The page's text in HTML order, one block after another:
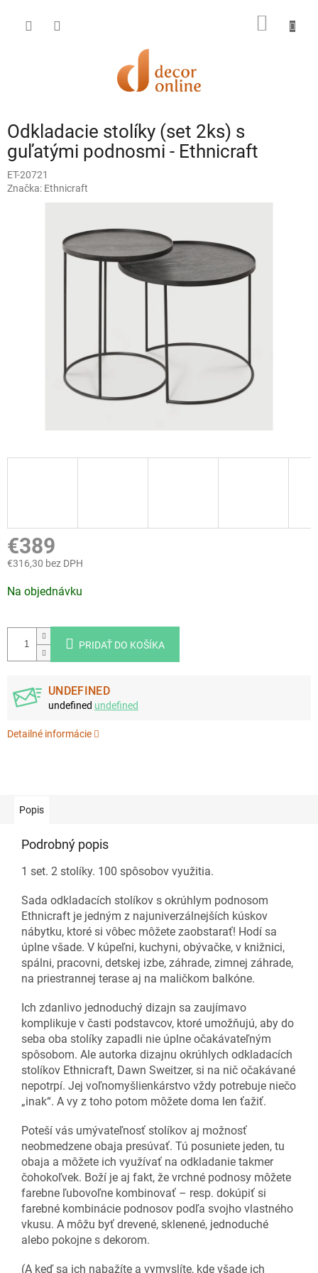
obsah
Odkladacie stolíky (set 2ks) s
guľatými podnosmi - Ethnicraft
ET-20721
Značka: Ethnicraft
€389
€316,30 bez DPH
cena:
Na objednávku
PRIDAŤ DO KOŠÍKA
UNDEFINED
undefined undefined
Detailné informácie
Popis
Podrobný popis
1 set. 2 stolíky. 100 spôsobov využitia.
Sada odkladacích stolíkov s okrúhlym podnosom
Ethnicraft je jedným z najuniverzálnejších kúskov
nábytku, ktoré si vôbec môžete zaobstarať! Hodí sa
úplne všade. V kúpeľni, kuchyni, obývačke, v knižnici,
spálni, pracovni, detskej izbe, záhrade, zimnej záhrade,
na priestrannej terase aj na maličkom balkóne.
Ich zdanlivo jednoduchý dizajn sa zaujímavo
komplikuje v časti podstavcov, ktoré umožňujú, aby do
seba oba stolíky zapadli nie úplne očakávateľným
spôsobom. Ale autorka dizajnu okrúhlych odkladacích
stolíkov Ethnicraft, Dawn Sweitzer, si na nič očakávané
nepotrpí. Jej voľnomyšlienkárstvo vždy potrebuje niečo
„inak“. A vy z toho potom môžete doma len ťažiť.
Poteší vás umývateľnosť stolíkov aj možnosť
neobmedzene obaja presúvať. Tú posuniete jeden, tu
obaja a môžete ich využívať na odkladanie takmer
čohokoľvek. Boží je aj fakt, že vrchné podnosy môžete
farebne ľubovoľne kombinovať – resp. dokúpiť si
farebné kombinácie podnosov podľa svojho vlastného
vkusu. A môžu byť drevené, sklenené, jednoduché
alebo pokojne s dekorom.
(A keď sa ich nabažíte a vymyslíte, kde všade ich